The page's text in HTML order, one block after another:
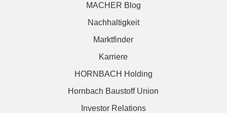
MACHER Blog
Nachhaltigkeit
Marktfinder
Karriere
HORNBACH Holding
Hornbach Baustoff Union
Investor Relations